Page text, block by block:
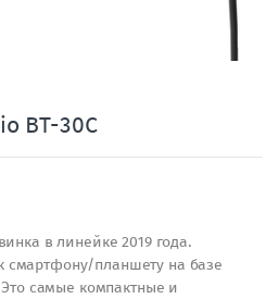
BT-30C
в линейке 2019 года.
планшету на базе
самые компактные и